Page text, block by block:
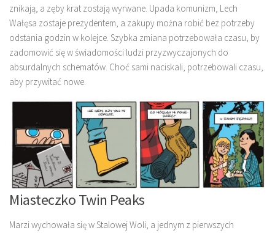
znikają, a zęby krat zostają wyrwane. Upada komunizm, Lech
Wałęsa zostaje prezydentem, a zakupy można robić bez potrzeby
odstania godzin w kolejce. Szybka zmiana potrzebowała czasu, by
zadomowić się w świadomości ludzi przyzwyczajonych do
absurdalnych schematów. Choć sami naciskali, potrzebowali czasu,
aby przywitać nowe.
Miasteczko Twin Peaks
Marzi wychowała się w Stalowej Woli, a jednym z pierwszych